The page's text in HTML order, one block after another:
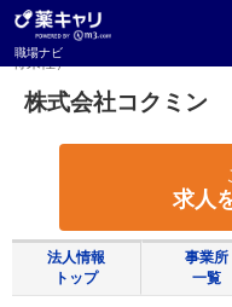
職場ナビ
薬キャリ 職場ナビ
株式会社コクミンの薬剤師の
将来性）
株式会社コクミン
求人
法人情報
トップ
事業所
一覧